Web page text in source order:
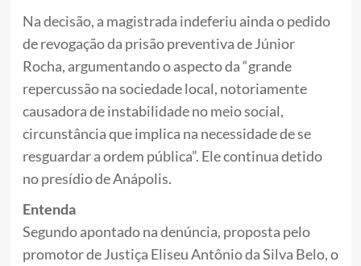
Na decisão, a magistrada indeferiu ainda o pedido
de revogação da prisão preventiva de Júnior
Rocha, argumentando o aspecto da “grande
repercussão na sociedade local, notoriamente
causadora de instabilidade no meio social,
circunstância que implica na necessidade de se
resguardar a ordem pública”. Ele continua detido
no presídio de Anápolis.
Entenda
Segundo apontado na denúncia, proposta pelo
promotor de Justiça Eliseu Antônio da Silva Belo, o